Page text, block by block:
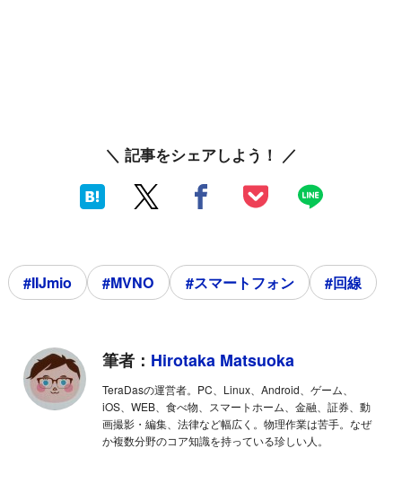
＼ 記事をシェアしよう！ ／
#IIJmio #MVNO #スマートフォン #回線
筆者： Hirotaka Matsuoka
TeraDasの運営者。PC、Linux、Android、ゲーム、
iOS、WEB、食べ物、スマートホーム、金融、証券、動
画撮影・編集、法律など幅広く。物理作業は苦手。なぜ
か複数分野のコア知識を持っている珍しい人。